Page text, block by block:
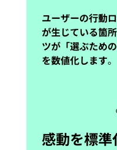
ユーザーの行動
が生じている箇
ツが「選ぶため
を数値化します。
感動を標準